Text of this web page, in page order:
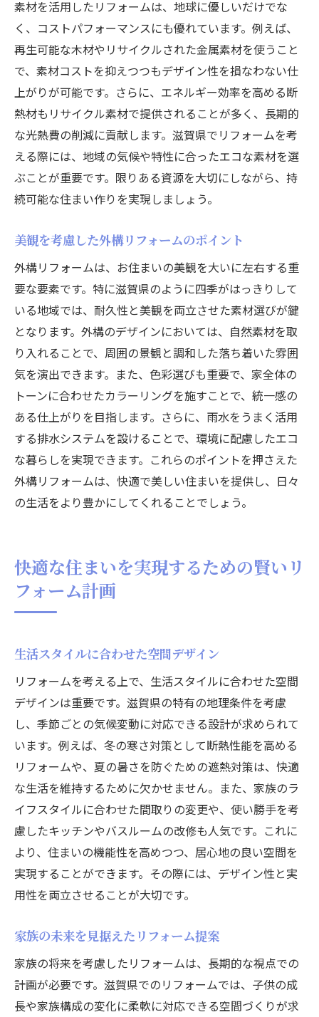
素材を活用したリフォームは、地球に優しいだけでな
く、コストパフォーマンスにも優れています。例えば、
再生可能な木材やリサイクルされた金属素材を使うこと
で、素材コストを抑えつつもデザイン性を損なわない仕
上がりが可能です。さらに、エネルギー効率を高める断
熱材もリサイクル素材で提供されることが多く、長期的
な光熱費の削減に貢献します。滋賀県でリフォームを考
える際には、地域の気候や特性に合ったエコな素材を選
ぶことが重要です。限りある資源を大切にしながら、持
続可能な住まい作りを実現しましょう。
美観を考慮した外構リフォームのポイント
外構リフォームは、お住まいの美観を大いに左右する重
要な要素です。特に滋賀県のように四季がはっきりして
いる地域では、耐久性と美観を両立させた素材選びが鍵
となります。外構のデザインにおいては、自然素材を取
り入れることで、周囲の景観と調和した落ち着いた雰囲
気を演出できます。また、色彩選びも重要で、家全体の
トーンに合わせたカラーリングを施すことで、統一感の
ある仕上がりを目指します。さらに、雨水をうまく活用
する排水システムを設けることで、環境に配慮したエコ
な暮らしを実現できます。これらのポイントを押さえた
外構リフォームは、快適で美しい住まいを提供し、日々
の生活をより豊かにしてくれることでしょう。
快適な住まいを実現するための賢いリ
フォーム計画
生活スタイルに合わせた空間デザイン
リフォームを考える上で、生活スタイルに合わせた空間
デザインは重要です。滋賀県の特有の地理条件を考慮
し、季節ごとの気候変動に対応できる設計が求められて
います。例えば、冬の寒さ対策として断熱性能を高める
リフォームや、夏の暑さを防ぐための遮熱対策は、快適
な生活を維持するために欠かせません。また、家族のラ
イフスタイルに合わせた間取りの変更や、使い勝手を考
慮したキッチンやバスルームの改修も人気です。これに
より、住まいの機能性を高めつつ、居心地の良い空間を
実現することができます。その際には、デザイン性と実
用性を両立させることが大切です。
家族の未来を見据えたリフォーム提案
家族の将来を考慮したリフォームは、長期的な視点での
計画が必要です。滋賀県でのリフォームでは、子供の成
長や家族構成の変化に柔軟に対応できる空間づくりが求